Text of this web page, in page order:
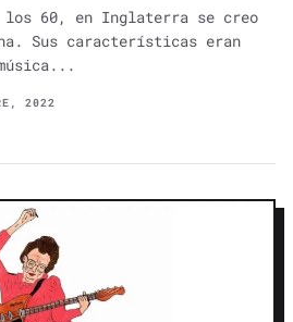
los 60, en Inglaterra se creo
Sus características eran
2022